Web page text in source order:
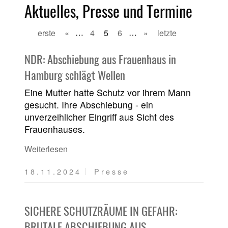
Aktuelles, Presse und Termine
erste « … 4 5 6 … » letzte
NDR: Abschiebung aus Frauenhaus in
Hamburg schlägt Wellen
Eine Mutter hatte Schutz vor ihrem Mann
gesucht. Ihre Abschiebung - ein
unverzeihlicher Eingriff aus Sicht des
Frauenhauses.
Weiterlesen
18.11.2024 Presse
SICHERE SCHUTZRÄUME IN GEFAHR: